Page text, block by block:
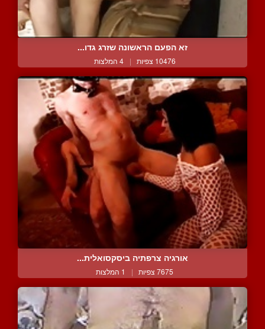
זא הפעם הראשונה שזרג גדו...
10476 צפיות | 4 המלצות
אורגיה צרפתיה ביסקסואלית...
7675 צפיות | 1 המלצות